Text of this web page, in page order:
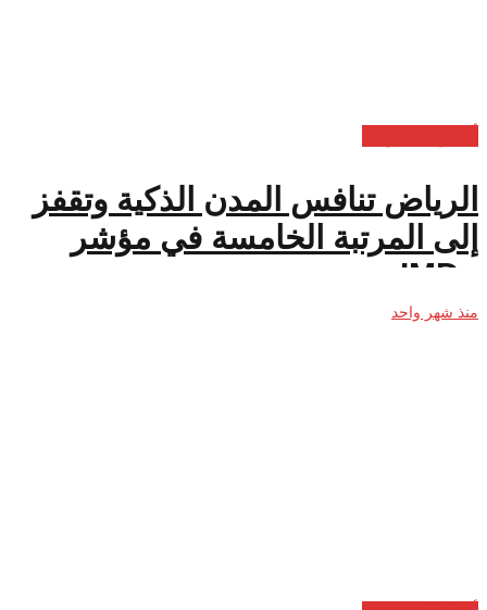
الرياض تنافس المدن الذكية وتقفز
إلى المرتبة الخامسة في مؤشر
منذ شهر واحد